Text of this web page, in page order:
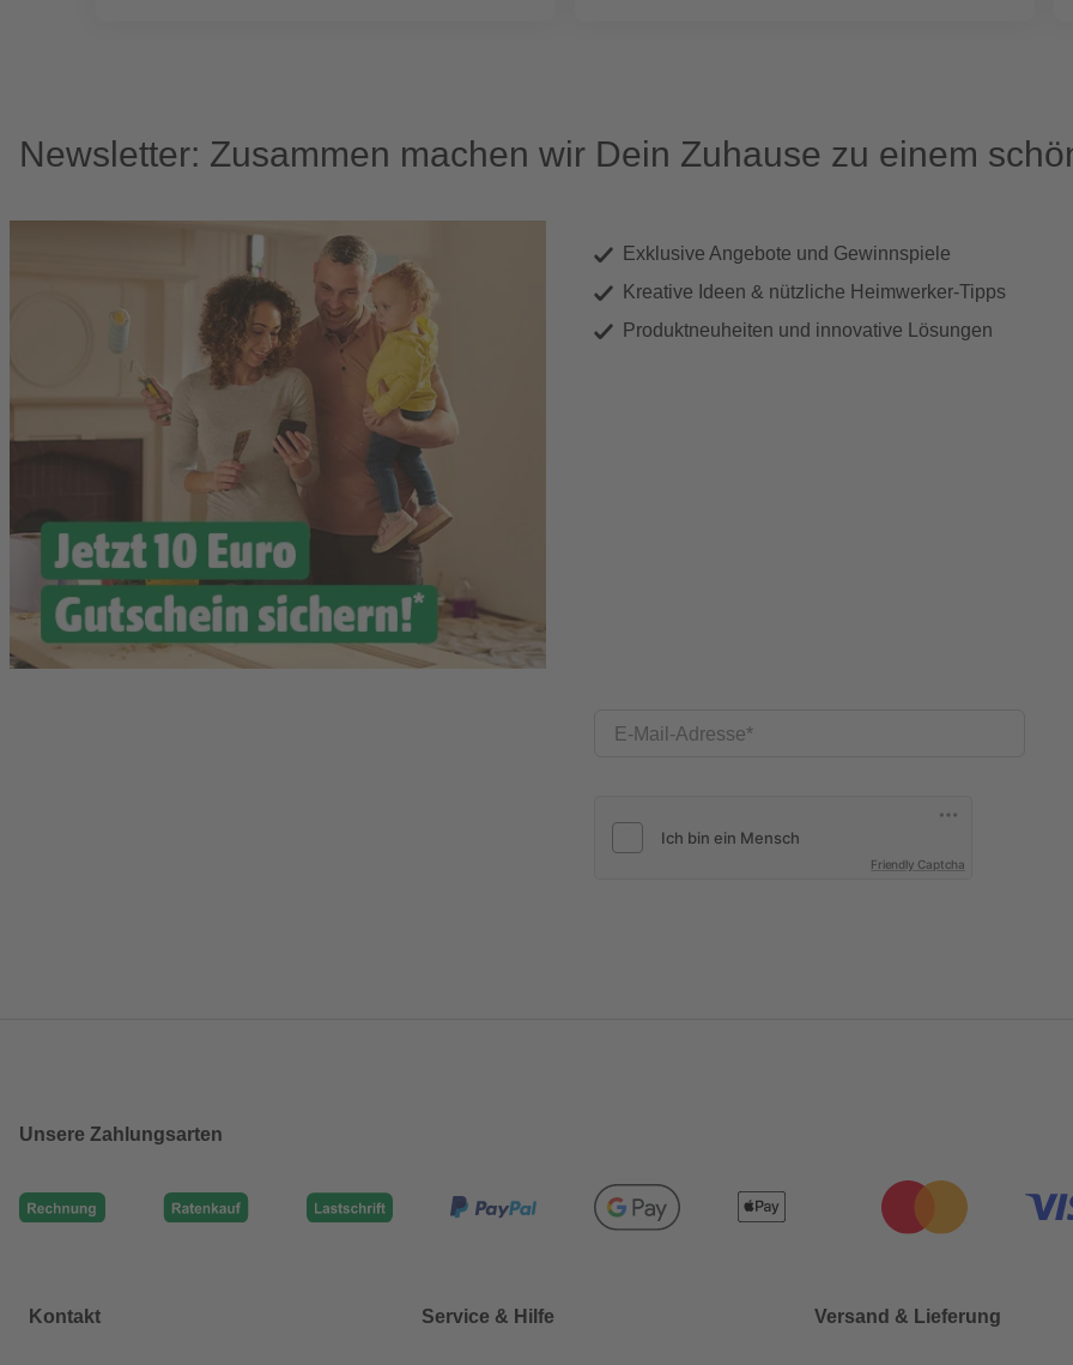
Newsletter: Zusammen machen wir Dein Zuhause zu einem
Exklusive Angebote und Gewinnspiele
Kreative Ideen & nützliche Heimwerker-Tipps
Produktneuheiten und innovative Lösungen
E-Mail-Adresse
Friendly Captcha
Unsere Zahlungsarten
Kontakt Service & Hilfe Versand & Lieferung